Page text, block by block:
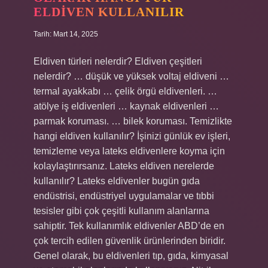
ELDIVEN KULLANILIR
Tarih: Mart 14, 2025
Eldiven türleri nelerdir? Eldiven çeşitleri
nelerdir? … düşük ve yüksek voltaj eldiveni …
termal ayakkabı … çelik örgü eldivenleri. …
atölye iş eldivenleri … kaynak eldivenleri …
parmak koruması. … bilek koruması. Temizlikte
hangi eldiven kullanılır? İşinizi günlük ev işleri,
temizleme veya lateks eldivenlere koyma için
kolaylaştırırsanız. Lateks eldiven nerelerde
kullanılır? Lateks eldivenler bugün gıda
endüstrisi, endüstriyel uygulamalar ve tıbbi
tesisler gibi çok çeşitli kullanım alanlarına
sahiptir. Tek kullanımlık eldivenler ABD’de en
çok tercih edilen güvenlik ürünlerinden biridir.
Genel olarak, bu eldivenleri tıp, gıda, kimyasal